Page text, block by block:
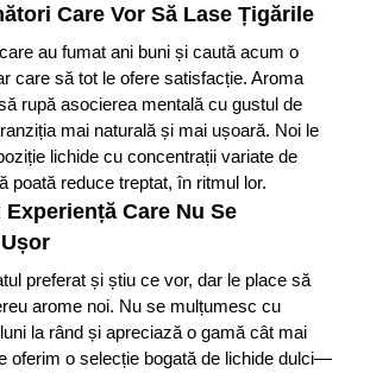
Care Vor Să Lase Țigările
au fumat ani buni și caută acum o
care să tot le ofere satisfacție. Aroma
rupă asocierea mentală cu gustul de
mai naturală și mai ușoară. Noi le
lichide cu concentrații variate de
poată reduce treptat, în ritmul lor.
Experiență Care Nu Se
preferat și știu ce vor, dar le place să
arome noi. Nu se mulțumesc cu
la rând și apreciază o gamă cât mai
oferim o selecție bogată de lichide dulci—